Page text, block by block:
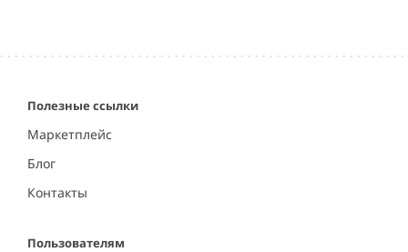
Полезные ссылки
Маркетплейс
Блог
Контакты
Пользователям